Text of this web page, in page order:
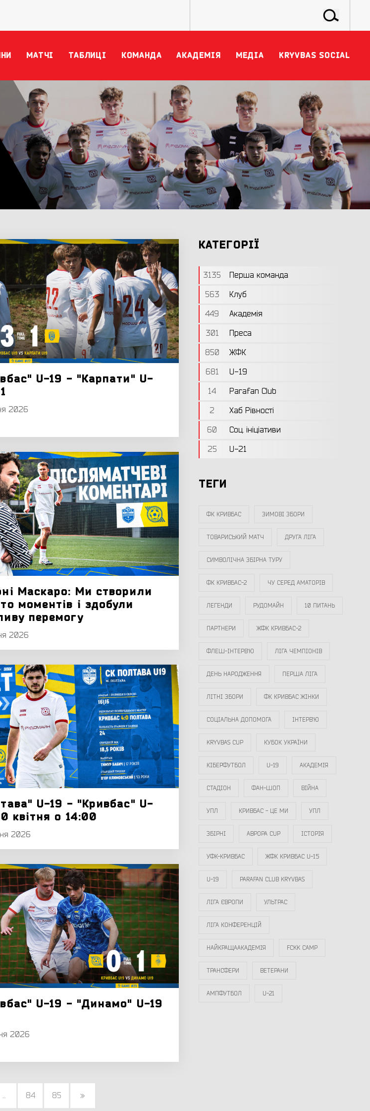
МАТЧІ ТАБЛИЦІ КОМАНДА АКАДЕМІЯ МЕДІА KRYVBAS SOCIAL
U-19 - "Карпати" U-
2026
Маскаро: Ми створили
моментів і здобули
перемогу
2026
U-19 - "Кривбас" U-
квітня о 14:00
2026
U-19 - "Динамо" U-19
2026
... 84 85 »
КАТЕГОРІЇ
3135
Перша команда
563
Клуб
449
Академія
301
Преса
850
ЖФК
681
U-19
14
Parafan Club
2
Хаб Рівності
60
Соц. ініціативи
25
U-21
ТЕГИ
ФК КРИВБАС ЗИМОВІ ЗБОРИ
ТОВАРИСЬКИЙ МАТЧ ДРУГА ЛІГА
СИМВОЛІЧНА ЗБІРНА ТУРУ
ФК КРИВБАС-2 ЧУ СЕРЕД АМАТОРІВ
ЛЕГЕНДИ РУДОМАЙН 10 ПИТАНЬ
ПАРТНЕРИ ЖФК КРИВБАС-2
ФЛЕШ-ІНТЕРВ`Ю ЛІГА ЧЕМПІОНІВ
ДЕНЬ НАРОДЖЕННЯ ПЕРША ЛІГА
ЛІТНІ ЗБОРИ ФК КРИВБАС ЖІНКИ
СОЦІАЛЬНА ДОПОМОГА ІНТЕРВ`Ю
KRYVBAS CUP КУБОК УКРАЇНИ
КІБЕРФУТБОЛ U-19 АКАДЕМІЯ
СТАДІОН ФАН-ШОП ВІЙНА
УПЛ КРИВБАС - ЦЕ МИ УПЛ
ЗБІРНІ АВРОРА CUP ІСТОРІЯ
УФК-КРИВБАС ЖФК КРИВБАС U-15
U-19 PARAFAN CLUB KRYVBAS
ЛІГА ЄВРОПИ УЛЬТРАС
ЛІГА КОНФЕРЕНЦІЙ
НАЙКРАЩААКАДЕМІЯ FCKK CAMP
ТРАНСФЕРИ ВЕТЕРАНИ
АМПФУТБОЛ U-21